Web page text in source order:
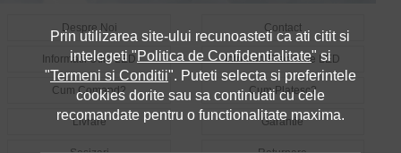
Despre Noi Contact
Informatii Utile LED Intrebari Frecvente LED
Cum Comand? Cum Platesc?
Livrare Garantie
Prin utilizarea site-ului recunoasteti ca ati citit si
intelegeti "Politica de Confidentialitate" si
"Termeni si Conditii". Puteti selecta si preferintele
cookies dorite sau sa continuati cu cele
recomandate pentru o functionalitate maxima.